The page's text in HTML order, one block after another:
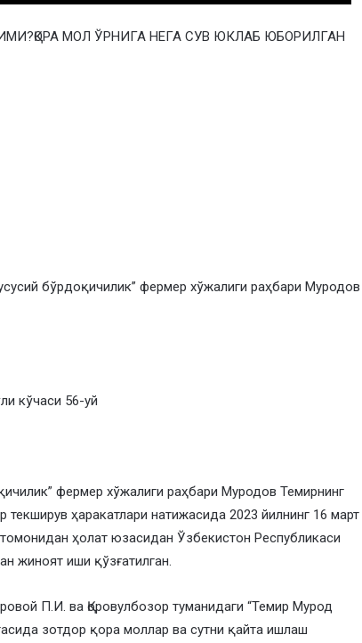
МОЛ ЎРНИГА НЕГА СУВ ЮКЛАБ ЮБОРИЛГАН
бўрдоқичилик” фермер хўжалиги раҳбари Муродов
кўчаси 56-уй
фермер хўжалиги раҳбари Муродов Темирнинг
текширув ҳаракатлари натижасида 2023 йилнинг 16 март
ҳолат юзасидан Ўзбекистон Республикаси
жиноят иши қўзғатилган.
П.И. ва Қоровулбозор туманидаги “Темир Мурод
зотдор қора моллар ва сутни қайта ишлаш